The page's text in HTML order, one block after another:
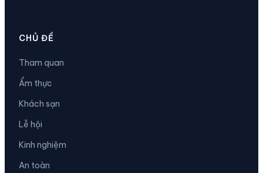
CHỦ ĐỀ
Tham quan
Ẩm thực
Khách sạn
Lễ hội
Kinh nghiệm
An toàn